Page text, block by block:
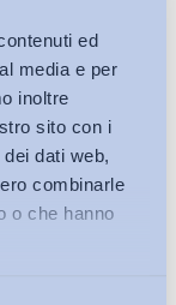
ed
media e per
inoltre
sito con i
dati web,
combinarle
o che hanno